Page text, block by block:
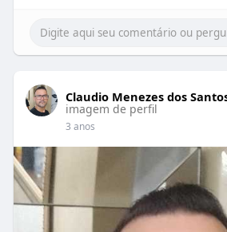
Claudio Menezes dos
imagem de perfil
3 anos